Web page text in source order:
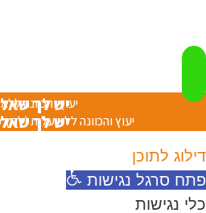
יש לך
יעוץ והכוונה
יש לך
יעוץ והכוונה ללא עלות (לחץ
דילוג לתוכן
פתח סרגל נגישות
כלי נגישות